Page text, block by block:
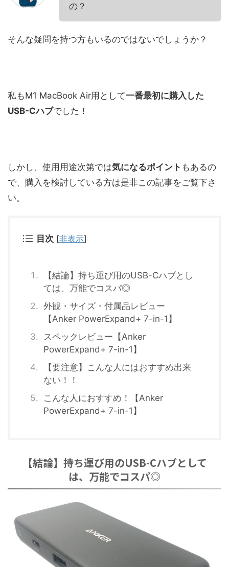
の？
そんな疑問を持つ方もいるのではないでしょうか？
私もM1 MacBook Air用として一番最初に購入した
USB-Cハブでした！
しかし、使用用途次第では気になるポイント もあるの
で、購入を検討している方は是非この記事をご覧下さ
い。
目次 [非表示]
【結論】持ち運び用のUSB-Cハブとし
ては、万能でコスパ◎
外観・サイズ・付属品レビュー
【Anker PowerExpand+ 7-in-1】
スペックレビュー【Anker
PowerExpand+ 7-in-1】
【要注意】こんな人にはおすすめ出来
ない！！
こんな人におすすめ！【Anker
PowerExpand+ 7-in-1】
【結論】持ち運び用のUSB-Cハブとして
は、万能でコスパ◎